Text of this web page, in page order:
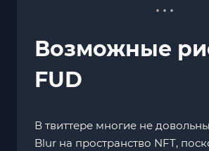
Возможные
FUD
В твиттере многие не
Blur на пространство NFT,